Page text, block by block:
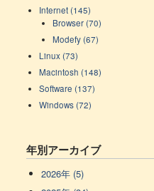
Internet (145)
Browser (70)
Modefy (67)
Linux (73)
Macintosh (148)
Software (137)
Windows (72)
年別アーカイブ
2026年 (5)